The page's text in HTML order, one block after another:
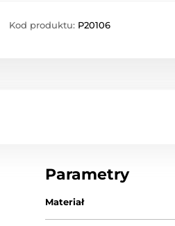
Kod produktu: P20106
Parametry
Materiał